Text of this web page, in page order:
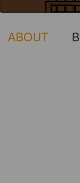
ABOUT